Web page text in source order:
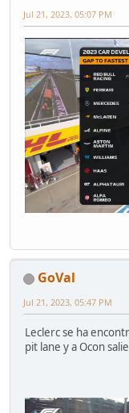
Jul 21, 2023, 05:07 PM
GoVal
Jul 21, 2023, 05:47 PM
Leclerc se ha
pit lane y a Ocon